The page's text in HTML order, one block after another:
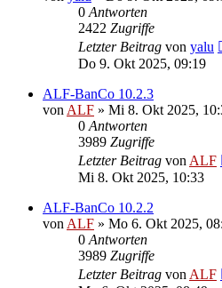
0 Antworten
2422 Zugriffe
Letzter Beitrag von yalu
Do 9. Okt 2025, 09:19
ALF-BanCo 10.2.3
von ALF » Mi 8. Okt 2025,
0 Antworten
3989 Zugriffe
Letzter Beitrag von ALF
Mi 8. Okt 2025, 10:33
ALF-BanCo 10.2.2
von ALF » Mo 6. Okt 2025,
0 Antworten
3989 Zugriffe
Letzter Beitrag von ALF